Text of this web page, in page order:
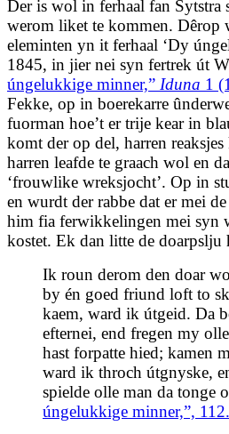
Der is wol in ferhaal fan Sytstra
werom liket te kommen. Dêrop
eleminten yn it ferhaal ‘Dy
1845, in jier nei syn fertrek út
úngelukkige minner,” Iduna 1
Fekke, op in boerekarre
fuorman hoe’t er trije kear in
komt der op del, harren
harren leafde te graach wol en
‘frouwlike wreksjocht’. Op in
en wurdt der rabbe dat er mei
him fia ferwikkelingen mei syn
kostet. Ek dan litte de doarpslju
Ik roun derom den doar
by én goed friund loft to
kaem, ward ik útgeid. Da
efternei, end fregen my
hast forpatte hied; kamen
ward ik throch útgnyske,
spielde olle man da tonge
úngelukkige minner,”, 112.